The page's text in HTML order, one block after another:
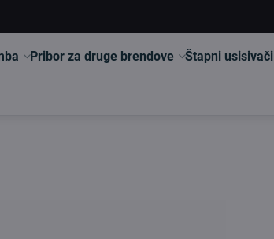
Pribor za druge brendove Štapni usisivači